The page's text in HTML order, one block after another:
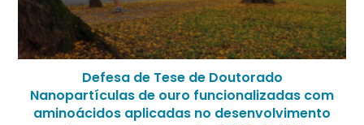
Defesa de Tese de Doutorado
Nanopartículas de ouro funcionalizadas com
aminoácidos aplicadas no desenvolvimento